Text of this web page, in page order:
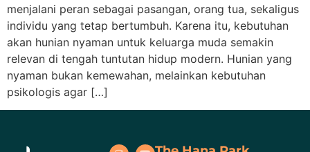
menjalani peran sebagai pasangan, orang tua, sekaligus
individu yang tetap bertumbuh. Karena itu, kebutuhan
akan hunian nyaman untuk keluarga muda semakin
relevan di tengah tuntutan hidup modern. Hunian yang
nyaman bukan kemewahan, melainkan kebutuhan
psikologis agar […]